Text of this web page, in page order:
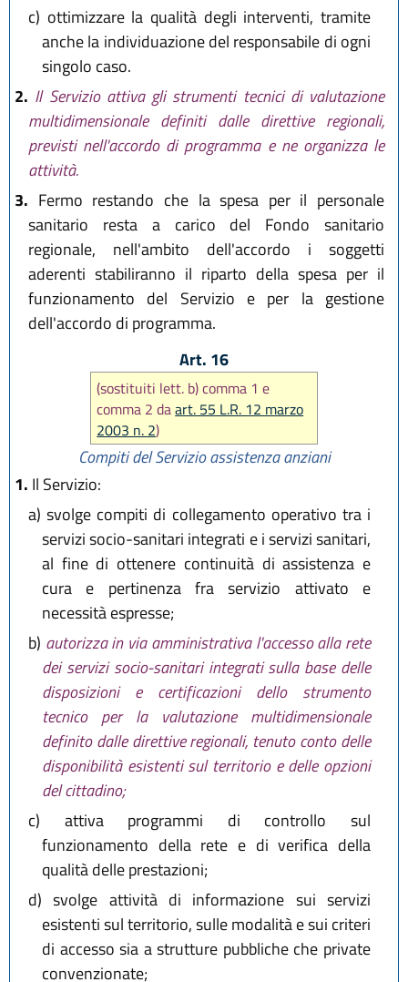
c) ottimizzare la qualità degli interventi, tramite
anche la individuazione del responsabile di ogni
singolo caso.
2. Il Servizio attiva gli strumenti tecnici di valutazione
multidimensionale definiti dalle direttive regionali,
previsti nell'accordo di programma e ne organizza le
attività.
3. Fermo restando che la spesa per il personale
sanitario resta a carico del Fondo sanitario
regionale, nell'ambito dell'accordo i soggetti
aderenti stabiliranno il riparto della spesa per il
funzionamento del Servizio e per la gestione
dell'accordo di programma.
Art. 16
(sostituiti lett. b) comma 1 e
comma 2 daart. 55 L.R. 12 marzo
2003 n. 2)
Compiti del Servizio assistenza anziani
1. Il Servizio:
a) svolge compiti di collegamento operativo tra i
servizi socio-sanitari integrati e i servizi sanitari,
al fine di ottenere continuità di assistenza e
cura e pertinenza fra servizio attivato e
necessità espresse;
b) autorizza in via amministrativa l'accesso alla rete
dei servizi socio-sanitari integrati sulla base delle
disposizioni e certificazioni dello strumento
tecnico per la valutazione multidimensionale
definito dalle direttive regionali, tenuto conto delle
disponibilità esistenti sul territorio e delle opzioni
del cittadino;
c) attiva programmi di controllo sul
funzionamento della rete e di verifica della
qualità delle prestazioni;
d) svolge attività di informazione sui servizi
esistenti sul territorio, sulle modalità e sui criteri
di accesso sia a strutture pubbliche che private
convenzionate;